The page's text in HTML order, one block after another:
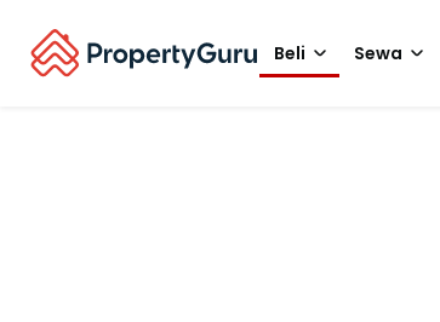
Beli Sewa